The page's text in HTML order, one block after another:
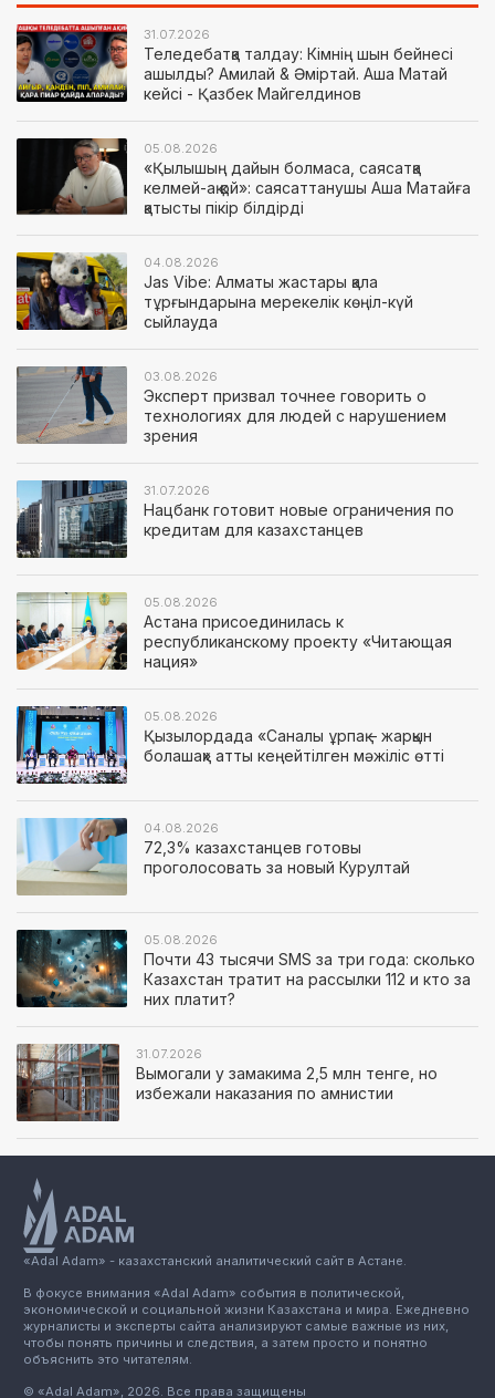
31.07.2026
Теледебатқа талдау: Кімнің шын бейнесі
ашылды? Амилай & Әміртай. Аша Матай
кейсі - Қазбек Майгелдинов
05.08.2026
«Қылышың дайын болмаса, саясатқа
келмей-ақ қой»: саясаттанушы Аша Матайға
қатысты пікір білдірді
04.08.2026
Jas Vibe: Алматы жастары қала
тұрғындарына мерекелік көңіл-күй
сыйлауда
03.08.2026
Эксперт призвал точнее говорить о
технологиях для людей с нарушением
зрения
31.07.2026
Нацбанк готовит новые ограничения по
кредитам для казахстанцев
05.08.2026
Астана присоединилась к
республиканскому проекту «Читающая
нация»
05.08.2026
Қызылордада «Саналы ұрпақ – жарқын
болашақ» атты кеңейтілген мәжіліс өтті
04.08.2026
72,3% казахстанцев готовы
проголосовать за новый Курултай
05.08.2026
Почти 43 тысячи SMS за три года: сколько
Казахстан тратит на рассылки 112 и кто за
них платит?
31.07.2026
Вымогали у замакима 2,5 млн тенге, но
избежали наказания по амнистии
«Adal Adam» - казахстанский аналитический сайт в Астане.
В фокусе внимания «Adal Adam» события в политической,
экономической и социальной жизни Казахстана и мира. Ежедневно
журналисты и эксперты сайта анализируют самые важные из них,
чтобы понять причины и следствия, а затем просто и понятно
объяснить это читателям.
© «Adal Adam», 2026. Все права защищены